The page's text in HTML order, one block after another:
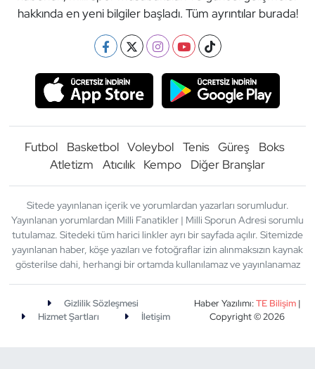
hakkında en yeni bilgiler başladı. Tüm ayrıntılar burada!
Futbol Basketbol Voleybol Tenis Güreş
Boks
Atletizm
Atıcılık Kempo Diğer Branşlar
Sitede yayınlanan içerik ve yorumlardan yazarları sorumludur.
Yayınlanan yorumlardan Milli Fanatikler | Milli Sporun Adresi sorumlu
tutulamaz. Sitedeki tüm harici linkler ayrı bir sayfada açılır. Sitemizde
yayınlanan haber, köşe yazıları ve fotoğraflar izin alınmaksızın kaynak
gösterilse dahi, herhangi bir ortamda kullanılamaz ve yayınlanamaz
Gizlilik Sözleşmesi
Hizmet Şartları
İletişim
Haber Yazılımı:TE Bilişim|
Copyright © 2026